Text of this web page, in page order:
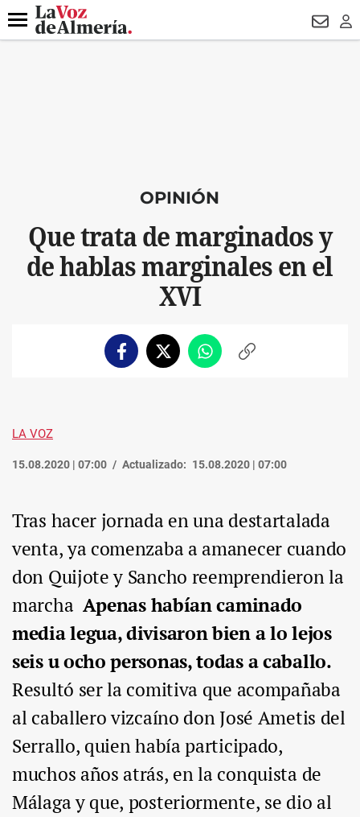
DESTACADO
Menú
OPINIÓN
Que trata de marginados y
de hablas marginales en el
XVI
FacebookTwitterWhatsappCopiar
LA VOZ
15.08.2020 | 07:00 Actualizado: 15.08.2020 | 07:00
Tras hacer jornada en una destartalada
venta, ya comenzaba a amanecer cuando
don Quijote y Sancho reemprendieron la
marcha Apenas habían caminado
media legua, divisaron bien a lo lejos
seis u ocho personas, todas a caballo.
Resultó ser la comitiva que acompañaba
al caballero vizcaíno don José Ametis del
Serrallo, quien había participado,
muchos años atrás, en la conquista de
Málaga y que, posteriormente, se dio al